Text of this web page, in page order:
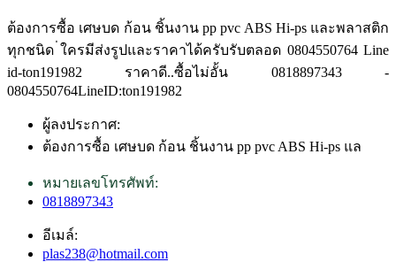
ต้องการซื้อ เศษบด ก้อน ชิ้นงาน pp pvc ABS Hi-ps และพลาสติก
ทุกชนิด ่ใครมีส่งรูปและราคาได้ครับรับตลอด 0804550764 Line
id-ton191982 ราคาดี..ซื้อไม่อั้น 0818897343 -
0804550764LineID:ton191982
ผู้ลงประกาศ:
ต้องการซื้อ เศษบด ก้อน ชิ้นงาน pp pvc ABS Hi-ps แล
หมายเลขโทรศัพท์:
0818897343
อีเมล์:
plas238@hotmail.com